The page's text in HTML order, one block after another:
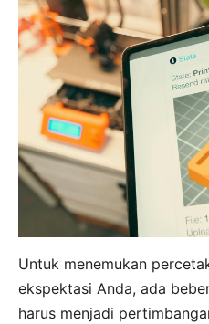
Untuk menemukan
ekspektasi Anda, ada
harus menjadi